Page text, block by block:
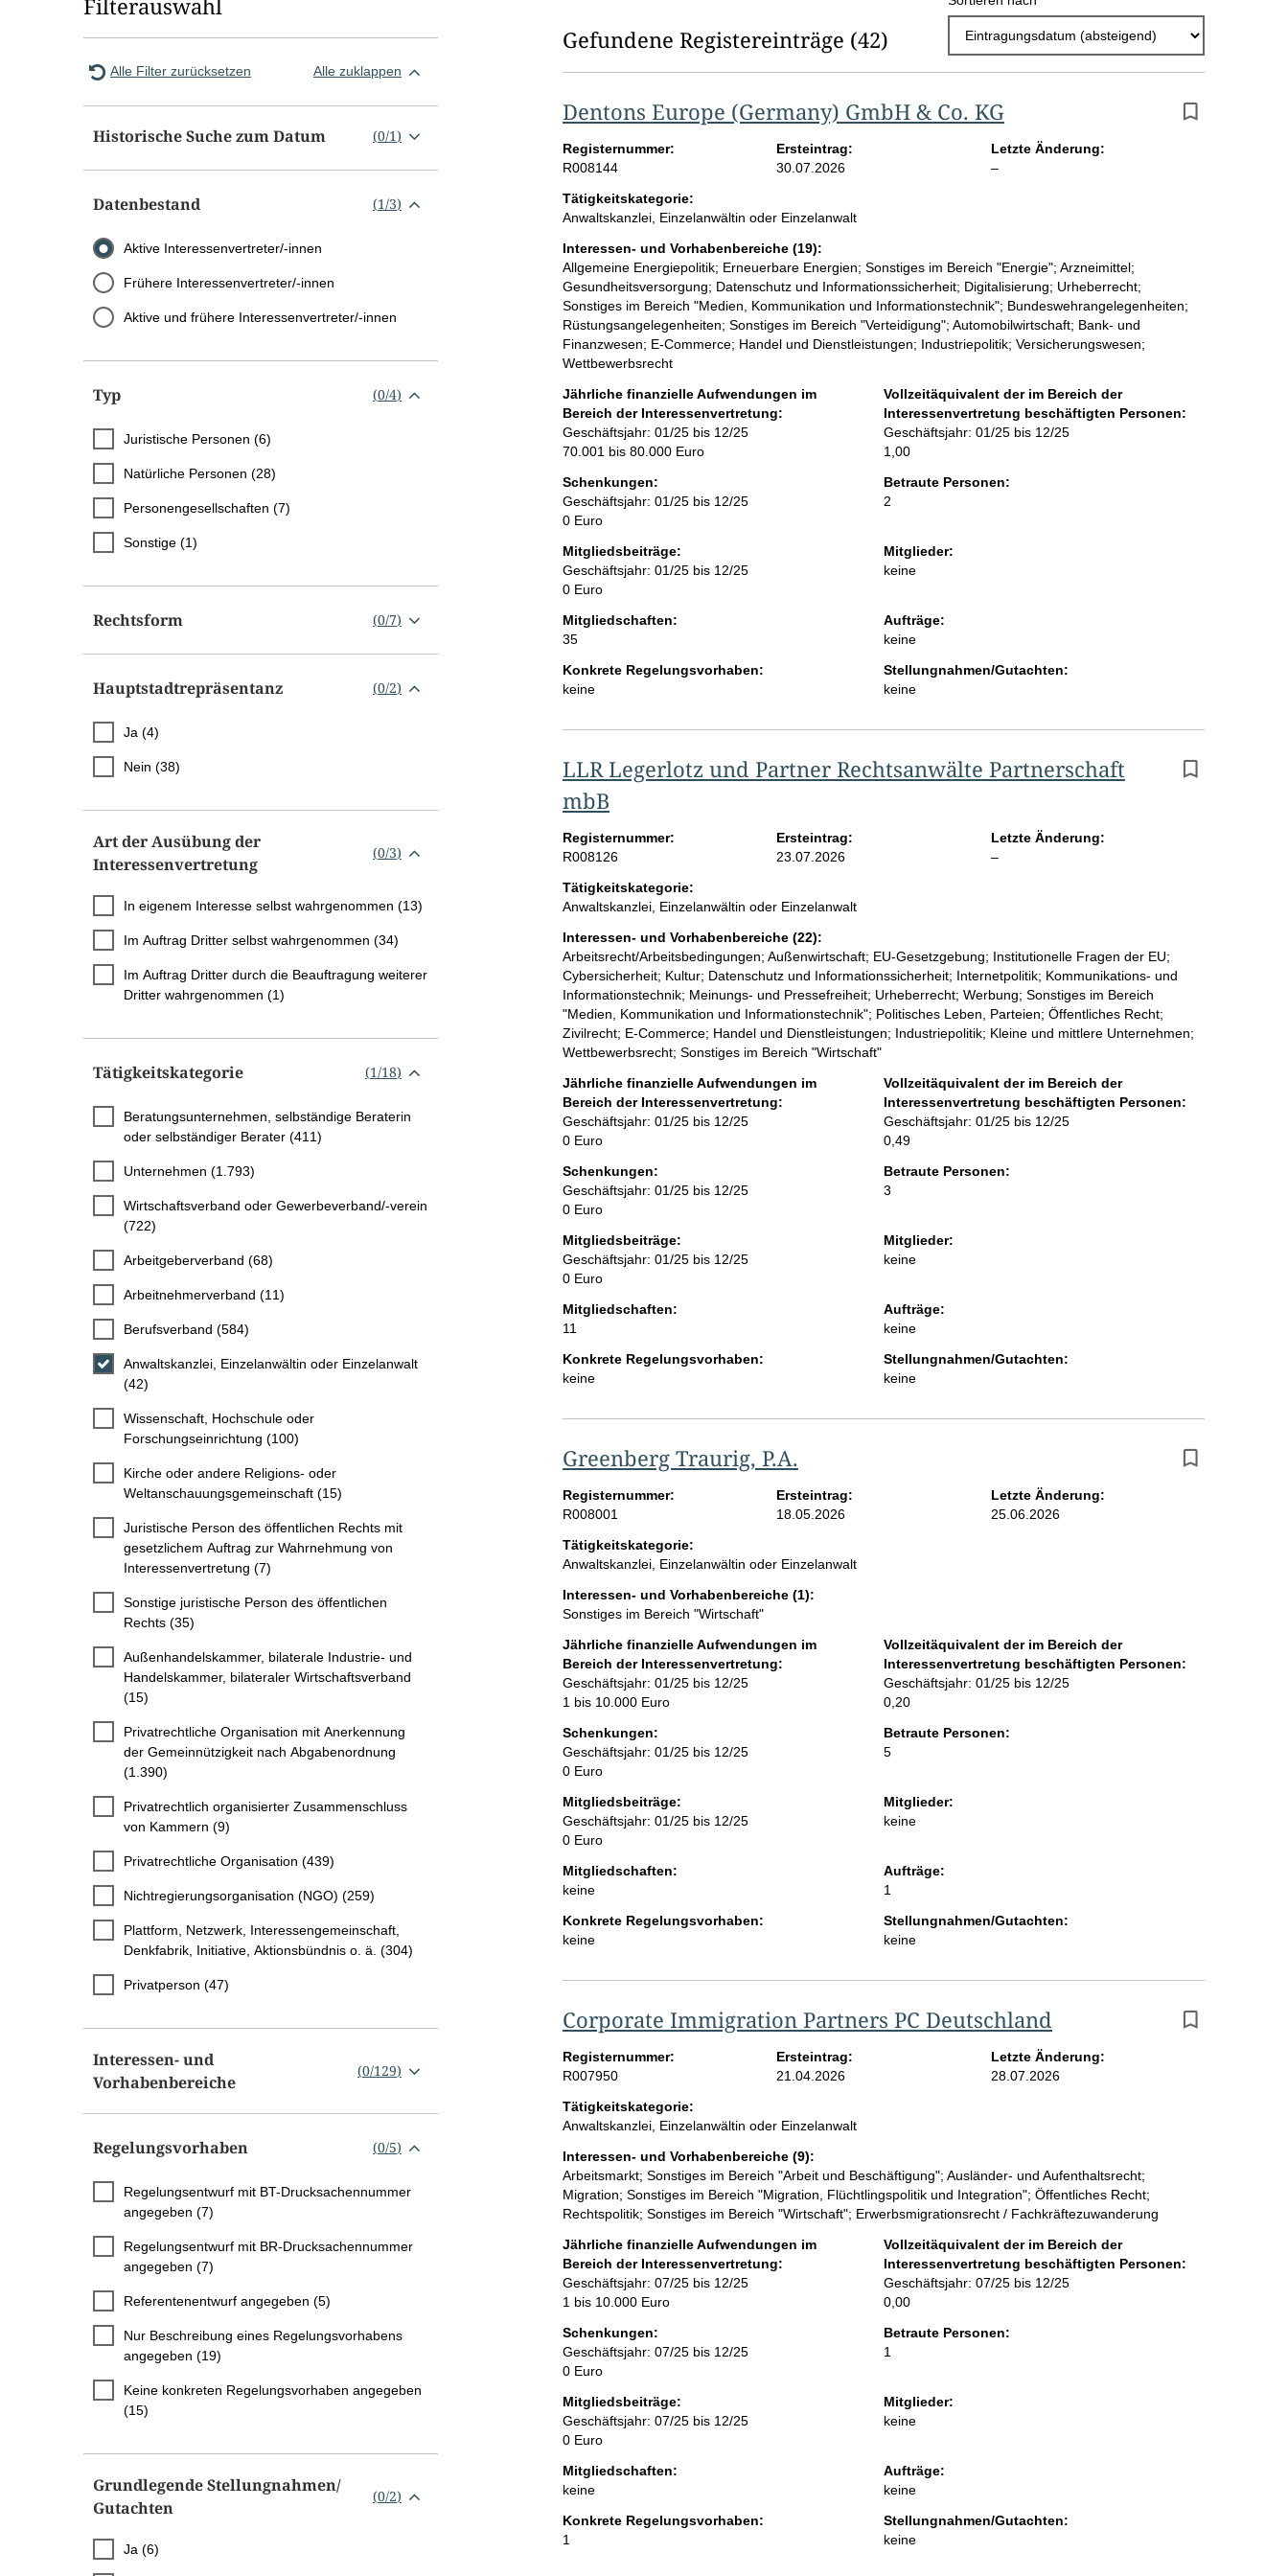
e
b
e
p
r
o
S
e
t
Filterauswahl
Alle Filter zurücksetzen Alle zuklappen
Historische Suche zum Datum (0/1)
Datenbestand (1/3)
Aktive Interessenvertreter/-innen
Frühere Interessenvertreter/-innen
Aktive und frühere Interessenvertreter/-innen
Typ (0/4)
Juristische Personen (6)
Natürliche Personen (28)
Personengesellschaften (7)
Sonstige (1)
Rechtsform (0/7)
Hauptstadtrepräsentanz (0/2)
Ja (4)
Nein (38)
Art der Ausübung der
Interessenvertretung
(0/3)
In eigenem Interesse selbst wahrgenommen (13)
Im Auftrag Dritter selbst wahrgenommen (34)
Im Auftrag Dritter durch die Beauftragung weiterer
Dritter wahrgenommen (1)
Tätigkeitskategorie (1/18)
Beratungsunternehmen, selbständige Beraterin
oder selbständiger Berater (411)
Unternehmen (1.793)
Wirtschaftsverband oder Gewerbeverband/-verein
(722)
Arbeitgeberverband (68)
Arbeitnehmerverband (11)
Berufsverband (584)
Anwaltskanzlei, Einzelanwältin oder Einzelanwalt
(42)
Wissenschaft, Hochschule oder
Forschungseinrichtung (100)
Kirche oder andere Religions- oder
Weltanschauungsgemeinschaft (15)
Juristische Person des öffentlichen Rechts mit
gesetzlichem Auftrag zur Wahrnehmung von
Interessenvertretung (7)
Sonstige juristische Person des öffentlichen
Rechts (35)
Außenhandelskammer, bilaterale Industrie- und
Handelskammer, bilateraler Wirtschaftsverband
(15)
Privatrechtliche Organisation mit Anerkennung
der Gemeinnützigkeit nach Abgabenordnung
(1.390)
Privatrechtlich organisierter Zusammenschluss
von Kammern (9)
Privatrechtliche Organisation (439)
Nichtregierungsorganisation (NGO) (259)
Plattform, Netzwerk, Interessengemeinschaft,
Denkfabrik, Initiative, Aktionsbündnis o. ä. (304)
Privatperson (47)
Interessen- und
Vorhabenbereiche
(0/129)
Regelungsvorhaben (0/5)
Regelungsentwurf mit BT-Drucksachennummer
angegeben (7)
Regelungsentwurf mit BR-Drucksachennummer
angegeben (7)
Referentenentwurf angegeben (5)
Nur Beschreibung eines Regelungsvorhabens
angegeben (19)
Keine konkreten Regelungsvorhaben angegeben
(15)
Grundlegende Stellungnahmen/​
Gutachten
(0/2)
Ja (6)
Gefundene Registereinträge (42)
Dentons Europe (Germany) GmbH & Co. KG
Registernummer:
R008144
Ersteintrag:
30.07.2026
Letzte Änderung:
–l
Tätigkeitskategorie:
Anwaltskanzlei, Einzelanwältin oder Einzelanwalt
Interessen- und Vorhabenbereiche (19):
Allgemeine Energiepolitik; Erneuerbare Energien; Sonstiges im Bereich "Energie"; Arzneimittel;
Gesundheitsversorgung; Datenschutz und Informationssicherheit; Digitalisierung; Urheberrecht;
Sonstiges im Bereich "Medien, Kommunikation und Informationstechnik"; Bundeswehrangelegenheiten;
Rüstungsangelegenheiten; Sonstiges im Bereich "Verteidigung"; Automobilwirtschaft; Bank- und
Finanzwesen; E-Commerce; Handel und Dienstleistungen; Industriepolitik; Versicherungswesen;
Wettbewerbsrecht
Jährliche finanzielle Aufwendungen im
Bereich der Interessenvertretung:
Geschäftsjahr: 01/25 bis 12/25
70.001 bis 80.000 Euro
Vollzeitäquivalent der im Bereich der
Interessenvertretung beschäftigten Personen:
Geschäftsjahr: 01/25 bis 12/25
1,00
Schenkungen:
Geschäftsjahr: 01/25 bis 12/25
0 Euro
Betraute Personen:
2
Mitgliedsbeiträge:
Geschäftsjahr: 01/25 bis 12/25
0 Euro
Mitglieder:
keine
Mitgliedschaften:
35
Aufträge:
keine
Konkrete Regelungsvorhaben:
keine
Stellungnahmen/Gutachten:
keine
LLR Legerlotz und Partner Rechtsanwälte Partnerschaft
mbB
Registernummer:
R008126
Ersteintrag:
23.07.2026
Letzte Änderung:
–l
Tätigkeitskategorie:
Anwaltskanzlei, Einzelanwältin oder Einzelanwalt
Interessen- und Vorhabenbereiche (22):
Arbeitsrecht/Arbeitsbedingungen; Außenwirtschaft; EU-Gesetzgebung; Institutionelle Fragen der EU;
Cybersicherheit; Kultur; Datenschutz und Informationssicherheit; Internetpolitik; Kommunikations- und
Informationstechnik; Meinungs- und Pressefreiheit; Urheberrecht; Werbung; Sonstiges im Bereich
"Medien, Kommunikation und Informationstechnik"; Politisches Leben, Parteien; Öffentliches Recht;
Zivilrecht; E-Commerce; Handel und Dienstleistungen; Industriepolitik; Kleine und mittlere Unternehmen;
Wettbewerbsrecht; Sonstiges im Bereich "Wirtschaft"
Jährliche finanzielle Aufwendungen im
Bereich der Interessenvertretung:
Geschäftsjahr: 01/25 bis 12/25
0 Euro
Vollzeitäquivalent der im Bereich der
Interessenvertretung beschäftigten Personen:
Geschäftsjahr: 01/25 bis 12/25
0,49
Schenkungen:
Geschäftsjahr: 01/25 bis 12/25
0 Euro
Betraute Personen:
3
Mitgliedsbeiträge:
Geschäftsjahr: 01/25 bis 12/25
0 Euro
Mitglieder:
keine
Mitgliedschaften:
11
Aufträge:
keine
Konkrete Regelungsvorhaben:
keine
Stellungnahmen/Gutachten:
keine
Greenberg Traurig, P.A.
Registernummer:
R008001
Ersteintrag:
18.05.2026
Letzte Änderung:
25.06.2026
Tätigkeitskategorie:
Anwaltskanzlei, Einzelanwältin oder Einzelanwalt
Interessen- und Vorhabenbereiche (1):
Sonstiges im Bereich "Wirtschaft"
Jährliche finanzielle Aufwendungen im
Bereich der Interessenvertretung:
Geschäftsjahr: 01/25 bis 12/25
1 bis 10.000 Euro
Vollzeitäquivalent der im Bereich der
Interessenvertretung beschäftigten Personen:
Geschäftsjahr: 01/25 bis 12/25
0,20
Schenkungen:
Geschäftsjahr: 01/25 bis 12/25
0 Euro
Betraute Personen:
5
Mitgliedsbeiträge:
Geschäftsjahr: 01/25 bis 12/25
0 Euro
Mitglieder:
keine
Mitgliedschaften:
keine
Aufträge:
1
Konkrete Regelungsvorhaben:
keine
Stellungnahmen/Gutachten:
keine
Corporate Immigration Partners PC Deutschland
Registernummer:
R007950
Ersteintrag:
21.04.2026
Letzte Änderung:
28.07.2026
Tätigkeitskategorie:
Anwaltskanzlei, Einzelanwältin oder Einzelanwalt
Interessen- und Vorhabenbereiche (9):
Arbeitsmarkt; Sonstiges im Bereich "Arbeit und Beschäftigung"; Ausländer- und Aufenthaltsrecht;
Migration; Sonstiges im Bereich "Migration, Flüchtlingspolitik und Integration"; Öffentliches Recht;
Rechtspolitik; Sonstiges im Bereich "Wirtschaft"; Erwerbsmigrationsrecht / Fachkräftezuwanderung
Jährliche finanzielle Aufwendungen im
Bereich der Interessenvertretung:
Geschäftsjahr: 07/25 bis 12/25
1 bis 10.000 Euro
Vollzeitäquivalent der im Bereich der
Interessenvertretung beschäftigten Personen:
Geschäftsjahr: 07/25 bis 12/25
0,00
Schenkungen:
Geschäftsjahr: 07/25 bis 12/25
0 Euro
Betraute Personen:
1
Mitgliedsbeiträge:
Geschäftsjahr: 07/25 bis 12/25
0 Euro
Mitglieder:
keine
Mitgliedschaften:
keine
Aufträge:
keine
Konkrete Regelungsvorhaben:
1
Stellungnahmen/Gutachten:
keine